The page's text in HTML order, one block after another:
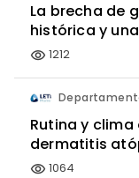
La brecha de
histórica y
visibility 1212
Rutina y
dermatitis
visibility 1064